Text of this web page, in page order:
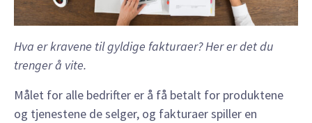
Hva er kravene til gyldige fakturaer? Her er det du
trenger å vite.
Målet for alle bedrifter er å få betalt for produktene
og tjenestene de selger, og fakturaer spiller en